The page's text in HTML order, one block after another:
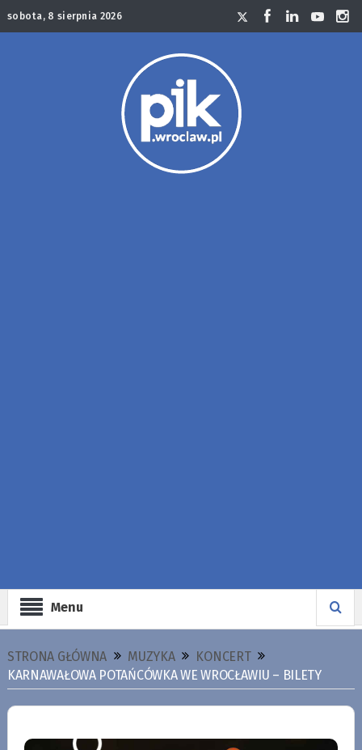
sobota, 8 sierpnia 2026
Menu
STRONA GŁÓWNA MUZYKA
KONCERT
KARNAWAŁOWA POTAŃCÓWKA WE WROCŁAWIU – BILETY